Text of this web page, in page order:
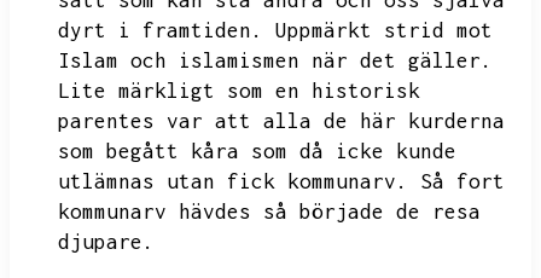
dyrt i framtiden.
Uppmärkt strid mot
Islam och islamismen när det gäller.
Lite märkligt som en historisk
parentes var att alla de här kurderna
som begått kåra som då icke kunde
utlämnas utan fick kommunarv.
Så fort
kommunarv hävdes så började de resa
djupare.